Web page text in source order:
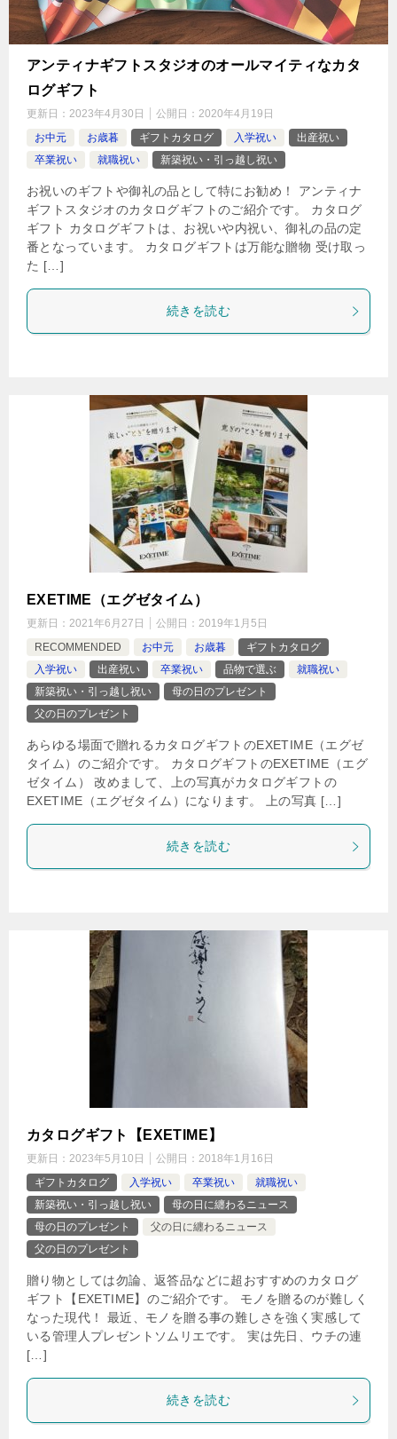
アンティナギフトスタジオのオールマイティなカタ
ログギフト
更新日： 2023年4月30日 公開日： 2020年4月19日
お中元
お歳暮 ギフトカタログ 入学祝い
出産祝い
卒業祝い
就職祝い 新築祝い・引っ越し祝い
お祝いのギフトや御礼の品として特にお勧め！ アンティナ
ギフトスタジオのカタログギフトのご紹介です。 カタログ
ギフト カタログギフトは、お祝いや内祝い、御礼の品の定
番となっています。 カタログギフトは万能な贈物 受け取っ
た […]
続きを読む
EXETIME（エグゼタイム）
更新日： 2021年6月27日 公開日： 2019年1月5日
RECOMMENDED
お中元 お歳暮
ギフトカタログ
入学祝い
出産祝い 卒業祝い 品物で選ぶ
就職祝い
新築祝い・引っ越し祝い
母の日のプレゼント
父の日のプレゼント
あらゆる場面で贈れるカタログギフトのEXETIME（エグゼ
タイム）のご紹介です。 カタログギフトのEXETIME（エグ
ゼタイム） 改めまして、上の写真がカタログギフトの
EXETIME（エグゼタイム）になります。 上の写真 […]
続きを読む
カタログギフト【EXETIME】
更新日： 2023年5月10日 公開日： 2018年1月16日
ギフトカタログ
入学祝い 卒業祝い
就職祝い
新築祝い・引っ越し祝い
母の日に纏わるニュース
母の日のプレゼント
父の日に纏わるニュース
父の日のプレゼント
贈り物としては勿論、返答品などに超おすすめのカタログ
ギフト【EXETIME】のご紹介です。 モノを贈るのが難しく
なった現代！ 最近、モノを贈る事の難しさを強く実感して
いる管理人プレゼントソムリエです。 実は先日、ウチの連
[…]
続きを読む